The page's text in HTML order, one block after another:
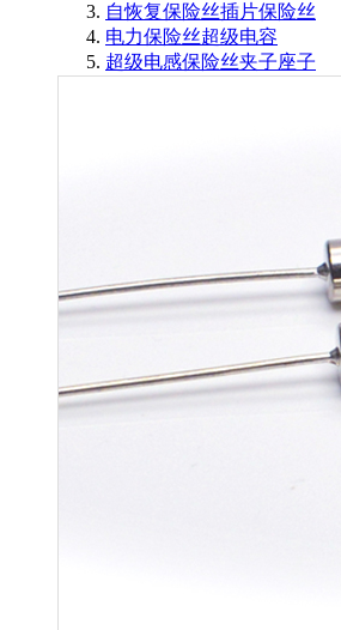
自恢复保险丝插片保险丝
电力保险丝超级电容
超级电感保险丝夹子座子